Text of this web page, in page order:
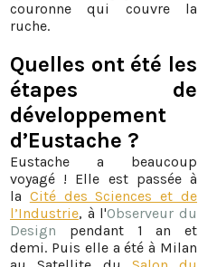
couronne qui couvre la
ruche.
Quelles ont été les
étapes de
développement
d’Eustache ?
Eustache a beaucoup
voyagé ! Elle est passée à
la Cité des Sciences et de
l’Industrie, à l'Observeur du
Design pendant 1 an et
demi. Puis elle a été à Milan